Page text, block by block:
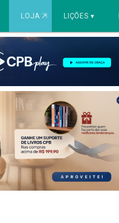
LOJA ⇱ LIÇÕES ▾